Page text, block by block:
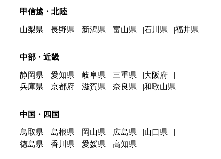
甲信越・北陸
山梨県 長野県 新潟県 富山県 石川県 福井県
中部・近畿
静岡県 愛知県 岐阜県 三重県
大阪府
兵庫県
京都府 滋賀県 奈良県 和歌山県
中国・四国
鳥取県 島根県 岡山県 広島県
山口県
徳島県
香川県 愛媛県 高知県